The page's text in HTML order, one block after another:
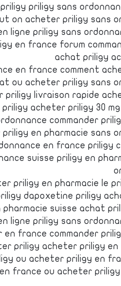
priligy sans
on acheter priligy sans
ligne priligy sans
en france forum
achat priligy
en france comment
ou acheter priligy sans
priligy livraison rapide
acheter priligy 30
commander
en pharmacie sans
en france priligy
suisse priligy en
priligy en pharmacie le
dapoxetine priligy
suisse achat
ligne priligy sans
en france commander
priligy acheter priligy en
ou acheter priligy en
france ou acheter